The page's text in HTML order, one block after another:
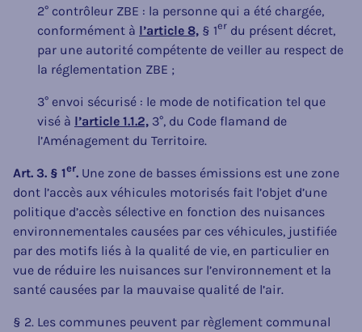
2° contrôleur ZBE : la personne qui a été chargée,
conformément à l’article 8, § 1er du présent décret,
par une autorité compétente de veiller au respect de
la réglementation ZBE ;
3° envoi sécurisé : le mode de notification tel que
visé à l’article 1.1.2, 3°, du Code flamand de
l’Aménagement du Territoire.
Art. 3. § 1er. Une zone de basses émissions est une zone
dont l’accès aux véhicules motorisés fait l’objet d’une
politique d’accès sélective en fonction des nuisances
environnementales causées par ces véhicules, justifiée
par des motifs liés à la qualité de vie, en particulier en
vue de réduire les nuisances sur l’environnement et la
santé causées par la mauvaise qualité de l’air.
§ 2. Les communes peuvent par règlement communal